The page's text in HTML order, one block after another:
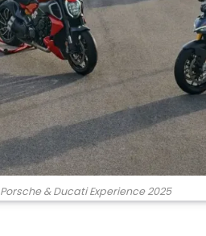
Porsche & Ducati Experience 2025